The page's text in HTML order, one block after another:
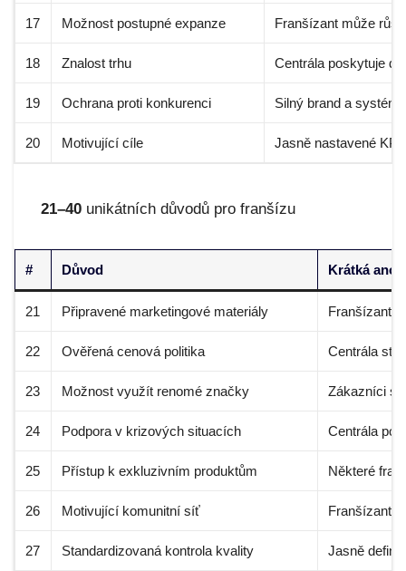
17 Možnost postupné expanze Franšízant může
18 Znalost trhu Centrála poskytuje
19 Ochrana proti konkurenci Silný brand a
20 Motivující cíle Jasně nastavené
21–40 unikátních důvodů pro franšízu
# Důvod Krátká
21 Připravené marketingové materiály Franšízant
22 Ověřená cenová politika Centrála
23 Možnost využít renomé značky Zákazníci
24 Podpora v krizových situacích Centrála
25 Přístup k exkluzivním produktům Některé
26 Motivující komunitní síť Franšízant
27 Standardizovaná kontrola kvality Jasně